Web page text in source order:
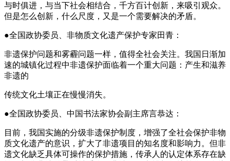
与时俱进，与当下社会相结合，千方百计创新，来吸引观众。
但是怎么创新，什么尺度，又是一个需要解决的矛盾。
●全国政协委员、非物质文化遗产保护专家田青：
非遗保护问题和雾霾问题一样，值得全社会关注。我国日渐加
速的城镇化过程中非遗保护面临着一个重大问题：产生和滋养
非遗的
传统文化土壤正在慢慢消失。
●全国政协委员、中国书法家协会副主席言恭达：
目前，我国实施的分级非遗保护制度，增强了全社会保护非物
质文化遗产的意识，扩大了非遗项目的知名度和影响力。但非
遗文化缺乏具体可操作的保护措施，传承人的认定体系存在缺